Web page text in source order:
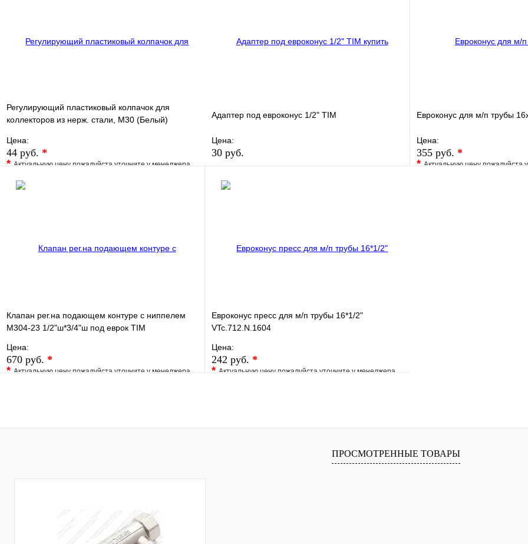
Регулирующий пластиковый колпачок для
коллекторов из нерж. стали, M30 (Белый)
Цена:
44 руб. *
*Актуальную цену пожалуйста уточните у менеджера
В избранное
Адаптер под евроконус 1/2" TIM
Цена:
30 руб.
Купить в 1 клик
Евроконус для м/п трубы
Цена:
355 руб. *
*Актуальную цену пожалуйста
Клапан рег.на подающем контуре с ниппелем
M304-23 1/2"ш*3/4"ш под еврок TIM
Цена:
670 руб. *
*Актуальную цену пожалуйста уточните у менеджера
Евроконус пресс для м/п трубы 16*1/2"
VTc.712.N.1604
Цена:
242 руб. *
*Актуальную цену пожалуйста уточните у менеджера
ПРОСМОТРЕННЫЕ ТОВАРЫ